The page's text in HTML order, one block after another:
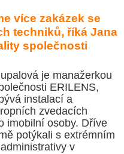
více zakázek se
techniků, říká Jana
společnosti
je manažerkou
ERILENS,
instalací a
zvedacích
imobilní osoby. Dříve
potýkali s extrémním
v